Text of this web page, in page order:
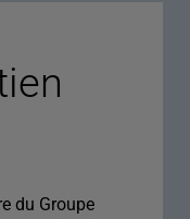
du Groupe